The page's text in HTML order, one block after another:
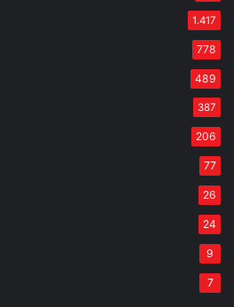
1.417
778
489
387
206
77
26
24
9
7